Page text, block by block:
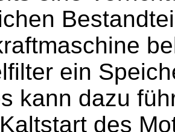
ein
kann dazu
des